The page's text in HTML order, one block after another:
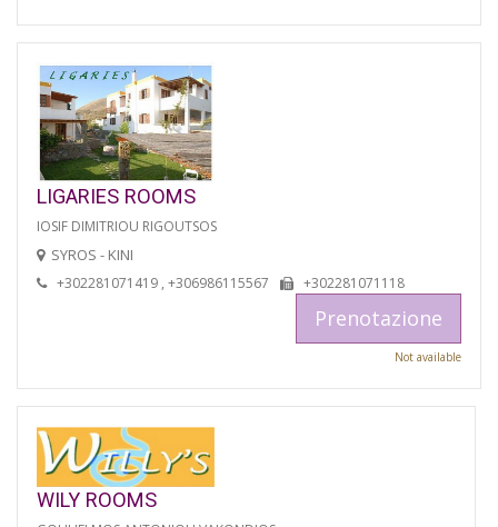
LIGARIES ROOMS
IOSIF DIMITRIOU RIGOUTSOS
SYROS - KINI
+302281071419 , +306986115567 +302281071118
Prenotazione
Not available
WILY ROOMS